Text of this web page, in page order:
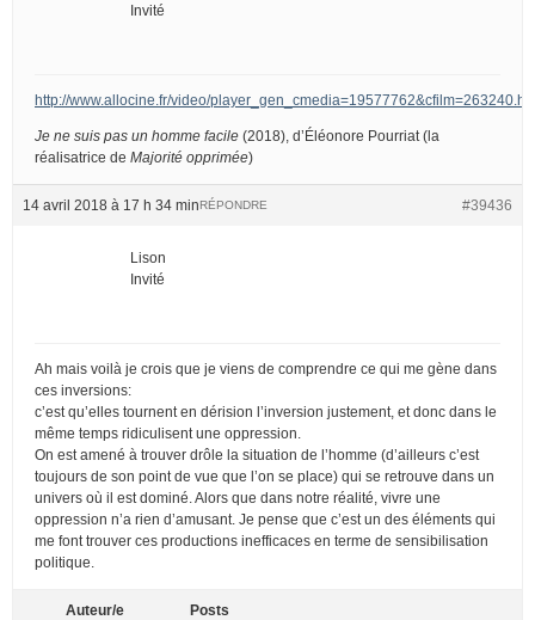
Invité
http://www.allocine.fr/video/
Je ne suis pas un homme facile (2018), d’Éléonore Pourriat (la
réalisatrice de Majorité opprimée)
14 avril 2018 à 17 h 34 min #39436
RÉPONDRE
Lison
Invité
Ah mais voilà je crois que je viens de comprendre ce qui me gène dans
ces inversions:
c’est qu’elles tournent en dérision l’inversion justement, et donc dans le
même temps ridiculisent une oppression.
On est amené à trouver drôle la situation de l’homme (d’ailleurs c’est
toujours de son point de vue que l’on se place) qui se retrouve dans un
univers où il est dominé. Alors que dans notre réalité, vivre une
oppression n’a rien d’amusant. Je pense que c’est un des éléments qui
me font trouver ces productions inefficaces en terme de sensibilisation
politique.
Auteur/e Posts